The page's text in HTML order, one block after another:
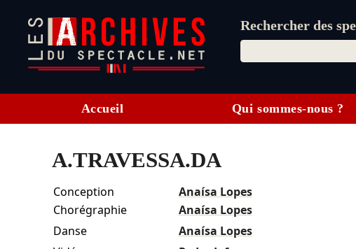
Rechercher des
Accueil Qui sommes-nous ?
A.TRAVESSA.DA
Conception
Anaísa Lopes
Chorégraphie
Anaísa Lopes
Danse
Anaísa Lopes